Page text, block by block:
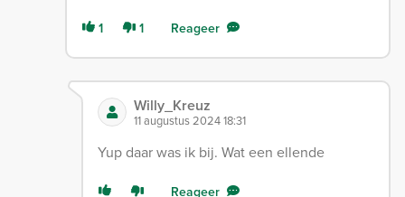
1 1 Reageer
Willy_Kreuz
11 augustus 2024 18:31
Yup daar was ik bij. Wat een ellende
Reageer